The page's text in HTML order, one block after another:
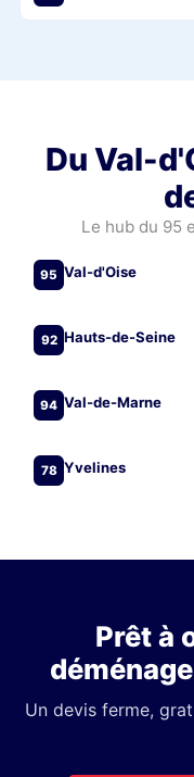
Du Val-
Le hub du 95
95 Val-d'Oise
92 Hauts-de-Seine
94 Val-de-Marne
78 Yvelines
Prêt à
Un devis ferme,